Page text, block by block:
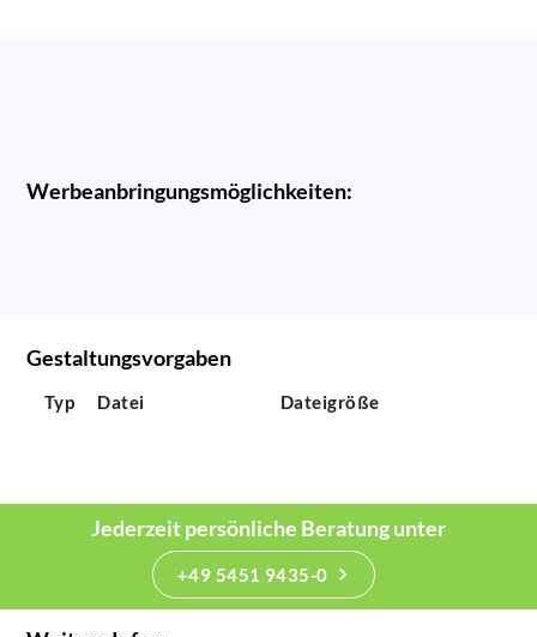
Werbeanbringungsmöglichkeiten:
Gestaltungsvorgaben
Typ Datei Dateigröße
Jederzeit persönliche Beratung unter
+49 5451 9435-0